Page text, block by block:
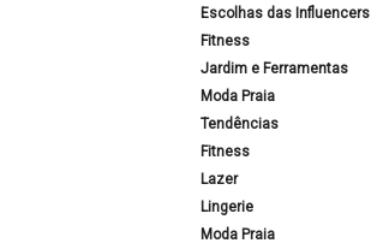
Escolhas das Influencers
Fitness
Jardim e Ferramentas
Moda Praia
Tendências
Fitness
Lazer
Lingerie
Moda Praia